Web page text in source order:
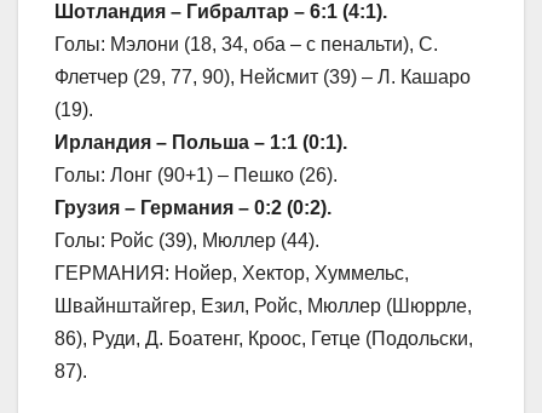
Шотландия – Гибралтар – 6:1 (4:1).
Голы: Мэлони (18, 34, оба – с пенальти), С.
Флетчер (29, 77, 90), Нейсмит (39) – Л. Кашаро
(19).
Ирландия – Польша – 1:1 (0:1).
Голы: Лонг (90+1) – Пешко (26).
Грузия – Германия – 0:2 (0:2).
Голы: Ройс (39), Мюллер (44).
ГЕРМАНИЯ: Нойер, Хектор, Хуммельс,
Швайнштайгер, Езил, Ройс, Мюллер (Шюррле,
86), Руди, Д. Боатенг, Кроос, Гетце (Подольски,
87).